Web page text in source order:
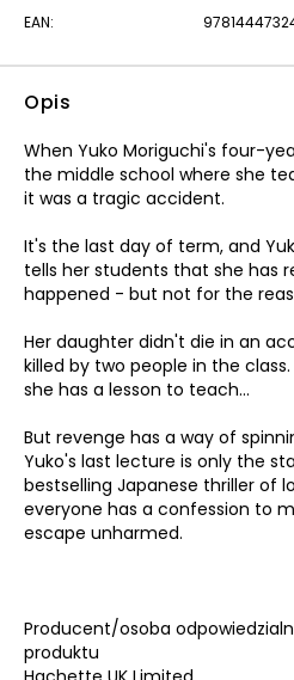
EAN:
Opis
When Yuko Moriguchi's four-
the middle school where she
it was a tragic accident.
It's the last day of term, and
tells her students that she has
happened - but not for the
Her daughter didn't die in an
killed by two people in the
she has a lesson to teach...
But revenge has a way of
Yuko's last lecture is only the
bestselling Japanese thriller of
everyone has a confession to
escape unharmed.
Producent/osoba
produktu